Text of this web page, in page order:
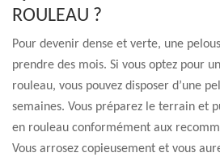
ROULEAU ?
Pour devenir dense et verte, une
prendre des mois. Si vous optez pour
rouleau, vous pouvez disposer d’une
semaines. Vous préparez le terrain et
en rouleau conformément aux
Vous arrosez copieusement et vous